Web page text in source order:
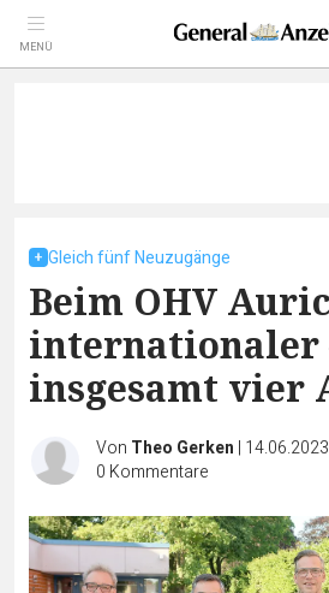
MENÜ
Gleich fünf Neuzugänge
Beim OHV
internationaler
insgesamt vier
Von Theo Gerken |
0 Kommentare